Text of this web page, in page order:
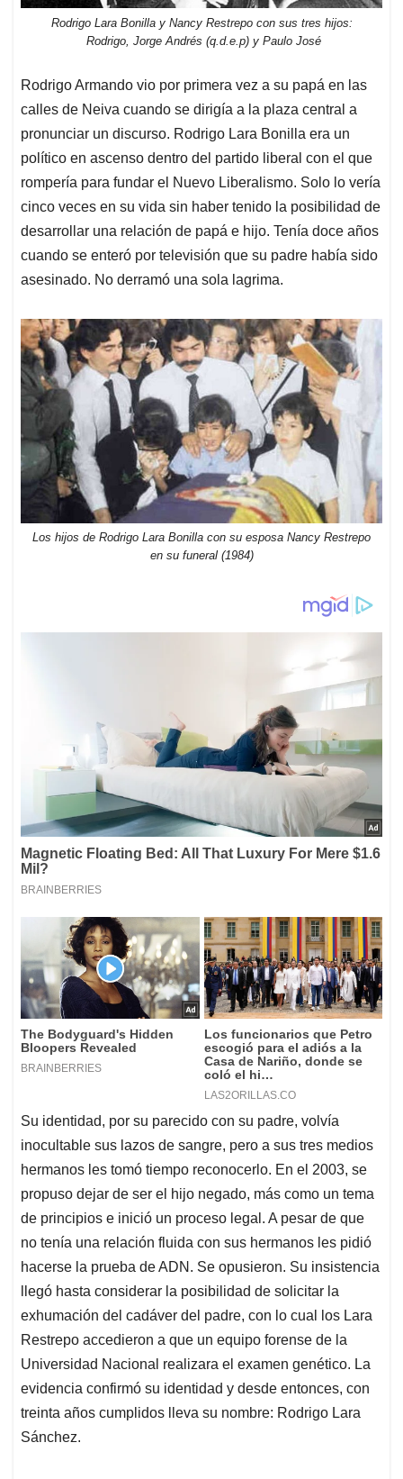
Rodrigo Lara Bonilla y Nancy Restrepo con sus tres hijos:
Rodrigo, Jorge Andrés (q.d.e.p) y Paulo José
Rodrigo Armando vio por primera vez a su papá en las
calles de Neiva cuando se dirigía a la plaza central a
pronunciar un discurso. Rodrigo Lara Bonilla era un
político en ascenso dentro del partido liberal con el que
rompería para fundar el Nuevo Liberalismo. Solo lo vería
cinco veces en su vida sin haber tenido la posibilidad de
desarrollar una relación de papá e hijo. Tenía doce años
cuando se enteró por televisión que su padre había sido
asesinado. No derramó una sola lagrima.
Los hijos de Rodrigo Lara Bonilla con su esposa Nancy Restrepo
en su funeral (1984)
Su identidad, por su parecido con su padre, volvía
inocultable sus lazos de sangre, pero a sus tres medios
hermanos les tomó tiempo reconocerlo. En el 2003, se
propuso dejar de ser el hijo negado, más como un tema
de principios e inició un proceso legal. A pesar de que
no tenía una relación fluida con sus hermanos les pidió
hacerse la prueba de ADN. Se opusieron. Su insistencia
llegó hasta considerar la posibilidad de solicitar la
exhumación del cadáver del padre, con lo cual los Lara
Restrepo accedieron a que un equipo forense de la
Universidad Nacional realizara el examen genético. La
evidencia confirmó su identidad y desde entonces, con
treinta años cumplidos lleva su nombre: Rodrigo Lara
Sánchez.